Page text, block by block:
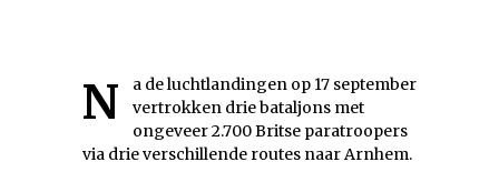
Na de luchtlandingen op 17 september
vertrokken drie bataljons met
ongeveer 2.700 Britse paratroopers
via drie verschillende routes naar Arnhem.